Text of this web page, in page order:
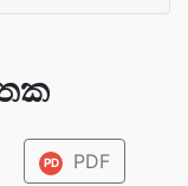
PD PDF